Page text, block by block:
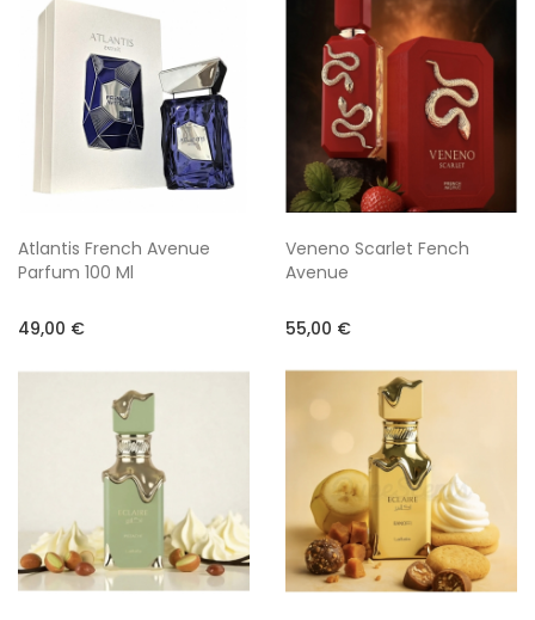
Atlantis French Avenue
Parfum 100 Ml
49,00 €
Veneno Scarlet Fench
Avenue
55,00 €